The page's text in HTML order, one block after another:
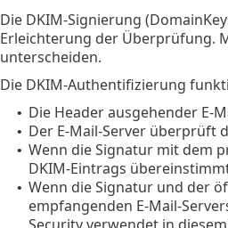
Die DKIM-Signierung
Erleichterung der Überprüfung.
unterscheiden.
Die DKIM-Authentifizierung
• Die Header ausgehender E-
• Der E-Mail-Server überprüft
• Wenn die Signatur mit dem
DKIM-Eintrags
• Wenn die Signatur und der
empfangenden E-Mail-